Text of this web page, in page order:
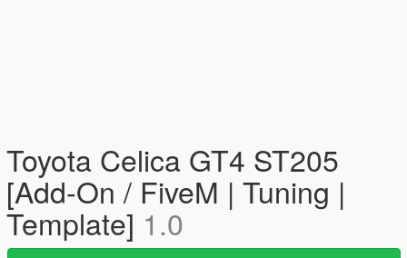
Toyota Celica GT4 ST205
[Add-On / FiveM | Tuning |
Template] 1.0